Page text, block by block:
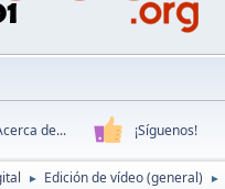
de... ¡Síguenos!
► Edición de vídeo (general) ►